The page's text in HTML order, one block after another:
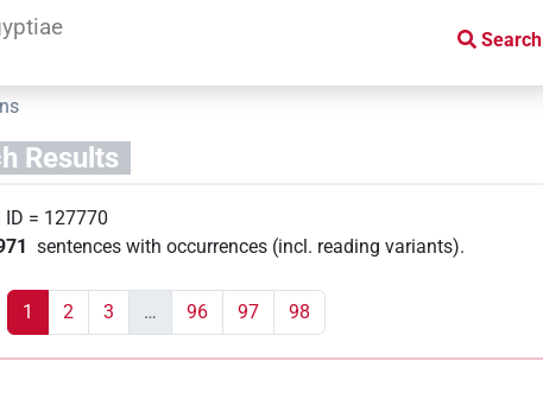
Search
Results
ID = 127770
sentences with occurrences (incl. reading variants).
1 2 3 … 96 97 98